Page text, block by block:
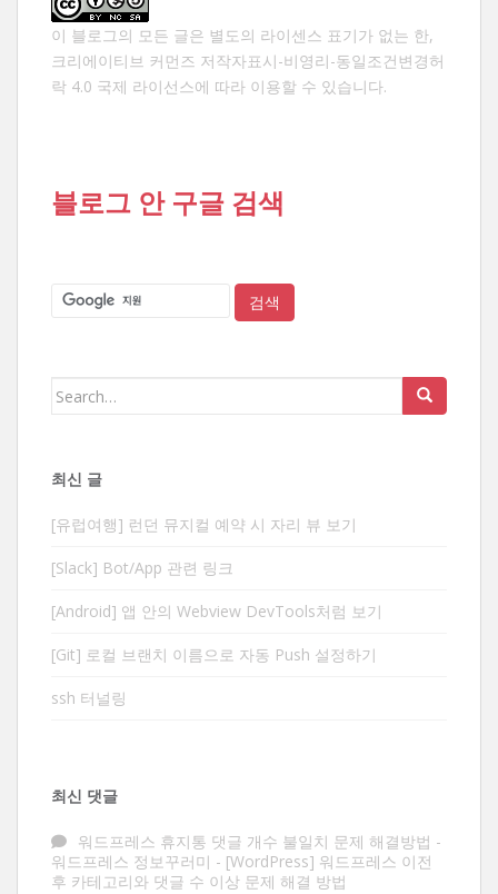
이 블로그의 모든 글은 별도의 라이센스 표기가 없는 한,
크리에이티브 커먼즈 저작자표시-비영리-동일조건변경허
락 4.0 국제 라이선스에 따라 이용할 수 있습니다.
블로그 안 구글 검색
Search
최신 글
[유럽여행] 런던 뮤지컬 예약 시 자리 뷰 보기
[Slack] Bot/App 관련 링크
[Android] 앱 안의 Webview DevTools처럼 보기
[Git] 로컬 브랜치 이름으로 자동 Push 설정하기
ssh 터널링
최신 댓글
워드프레스 휴지통 댓글 개수 불일치 문제 해결방법 -
워드프레스 정보꾸러미 - [WordPress] 워드프레스 이전
후 카테고리와 댓글 수 이상 문제 해결 방법